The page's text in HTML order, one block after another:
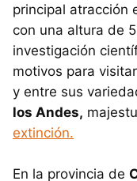
principal atracción
con una altura de
investigación
motivos para
y entre sus
los Andes,
extinción.
En la provincia de